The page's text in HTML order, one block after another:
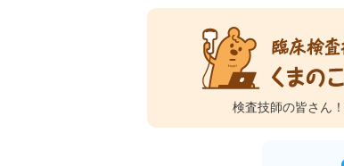
検査技師の皆さん！